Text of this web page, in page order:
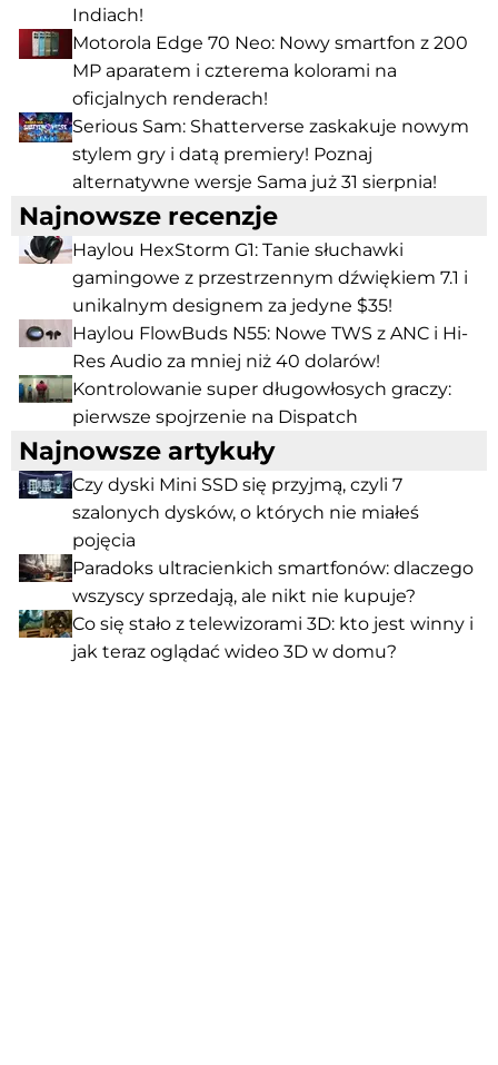
Indiach!
Motorola Edge 70 Neo: Nowy smartfon z 200
MP aparatem i czterema kolorami na
oficjalnych renderach!
Serious Sam: Shatterverse zaskakuje nowym
stylem gry i datą premiery! Poznaj
alternatywne wersje Sama już 31 sierpnia!
Najnowsze recenzje
Haylou HexStorm G1: Tanie słuchawki
gamingowe z przestrzennym dźwiękiem 7.1 i
unikalnym designem za jedyne $35!
Haylou FlowBuds N55: Nowe TWS z ANC i Hi-
Res Audio za mniej niż 40 dolarów!
Kontrolowanie super długowłosych graczy:
pierwsze spojrzenie na Dispatch
Najnowsze artykuły
Czy dyski Mini SSD się przyjmą, czyli 7
szalonych dysków, o których nie miałeś
pojęcia
Paradoks ultracienkich smartfonów: dlaczego
wszyscy sprzedają, ale nikt nie kupuje?
Co się stało z telewizorami 3D: kto jest winny i
jak teraz oglądać wideo 3D w domu?